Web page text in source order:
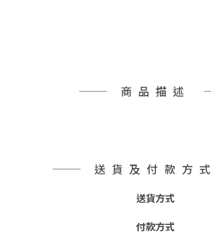
商品描述
送貨及付款方式
送貨方式
付款方式